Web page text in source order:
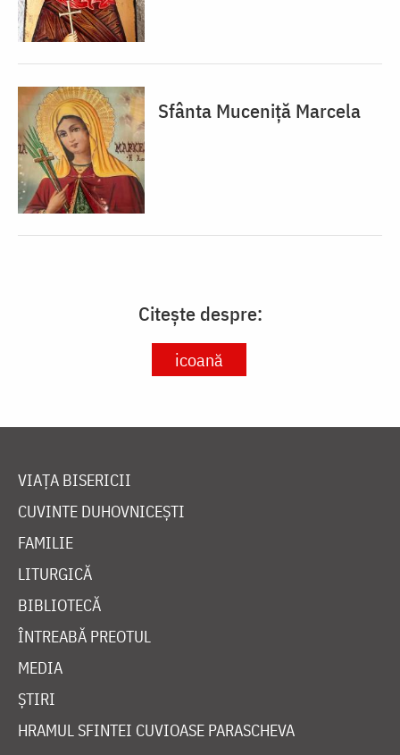
Sfânta Muceniță Marcela
Citește despre:
icoană
VIAȚA BISERICII
CUVINTE DUHOVNICEȘTI
FAMILIE
LITURGICĂ
BIBLIOTECĂ
ÎNTREABĂ PREOTUL
MEDIA
ȘTIRI
HRAMUL SFINTEI CUVIOASE PARASCHEVA